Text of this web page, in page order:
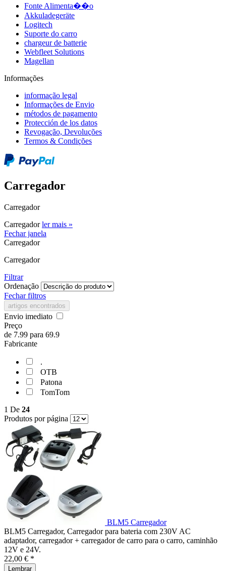
Fonte Alimenta��o
Akkuladegeräte
Logitech
Suporte do carro
chargeur de batterie
Webfleet Solutions
Magellan
Informações
informação legal
Informações de Envio
métodos de pagamento
Protección de los datos
Revogação, Devoluções
Termos & Condições
Carregador
Carregador
Carregadorler mais »
Fechar janela
Carregador
Carregador
Filtrar
Ordenação
Fechar filtros
artigos encontrados
Envio imediato
Preço
de 7.99 para 69.9
Fabricante
.
OTB
Patona
TomTom
1 De 24
Produtos por página
BLM5 Carregador
BLM5 Carregador, Carregador para bateria com 230V AC
adaptador, carregador + carregador de carro para o carro, caminhão
12V e 24V.
22,00 € *
Lembrar